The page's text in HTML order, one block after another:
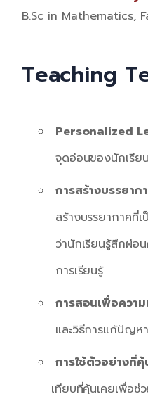
B.Sc in Mathematics,
Teaching
Personalized
จุดอ่อนของนักเรีย
การสร้างบรรยาก
สร้างบรรยากาศที่เ
ว่านักเรียนรู้สึกผ่อ
การเรียนรู้
การสอนเพื่อความ
และวิธีการแก้ปัญห
การใช้ตัวอย่างที่คุ้
เทียบที่คุ้นเคยเพื่อช่